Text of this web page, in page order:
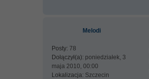
Melodi
Posty: 78
Dołączył(a): poniedziałek, 3
maja 2010, 00:00
Lokalizacja: Szczecin